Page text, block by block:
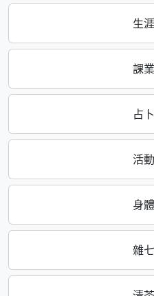
生
課
占
活
身
雜